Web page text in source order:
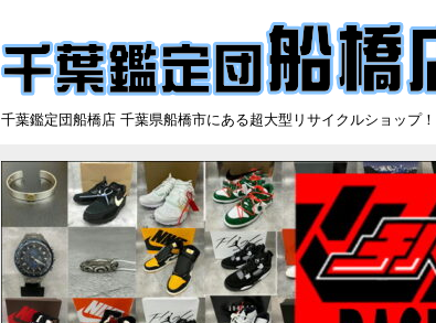
千葉鑑定団船橋店 千葉県船橋市にある超大型リサイクルショップ